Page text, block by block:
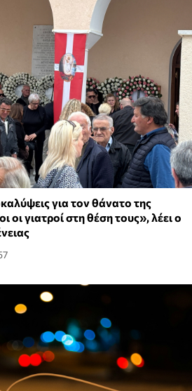
για τον θάνατο της
οι γιατροί στη θέση τους», λέει ο